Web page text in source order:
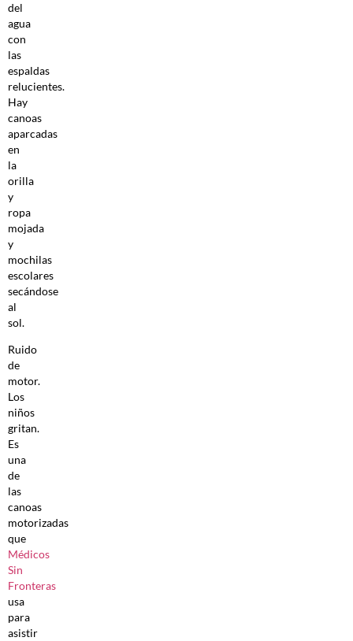
del
agua
con
las
espaldas
relucientes.
Hay
canoas
aparcadas
en
la
orilla
y
ropa
mojada
y
mochilas
escolares
secándose
al
sol.
Ruido
de
motor.
Los
niños
gritan.
Es
una
de
las
canoas
motorizadas
que
Médicos
Sin
Fronteras
usa
para
asistir